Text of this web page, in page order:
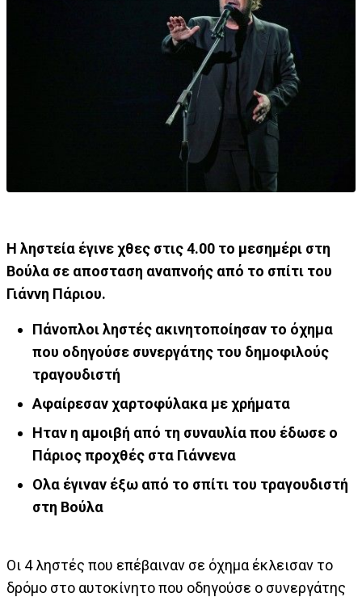
Η ληστεία έγινε χθες στις 4.00 το μεσημέρι στη
Βούλα σε αποσταση αναπνοής από το σπίτι του
Γιάννη Πάριου.
Πάνοπλοι ληστές ακινητοποίησαν το όχημα
που οδηγούσε συνεργάτης του δημοφιλούς
τραγουδιστή
Αφαίρεσαν χαρτοφύλακα με χρήματα
Ηταν η αμοιβή από τη συναυλία που έδωσε ο
Πάριος προχθές στα Γιάννενα
Ολα έγιναν έξω από το σπίτι του τραγουδιστή
στη Βούλα
Οι 4 ληστές που επέβαιναν σε όχημα έκλεισαν το
δρόμο στο αυτοκίνητο που οδηγούσε ο συνεργάτης